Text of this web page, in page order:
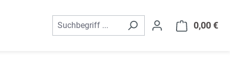
0,00 €